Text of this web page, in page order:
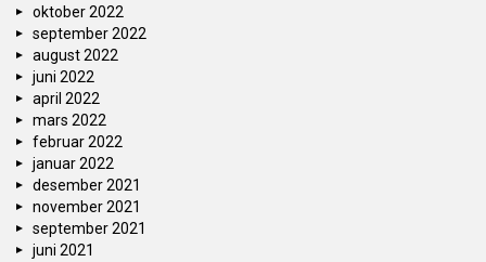
oktober 2022
september 2022
august 2022
juni 2022
april 2022
mars 2022
februar 2022
januar 2022
desember 2021
november 2021
september 2021
juni 2021